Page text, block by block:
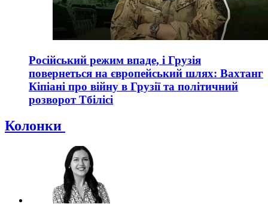
Російський режим впаде, і Грузія
повернеться на європейський шлях: Вахтанг
Кіпіані про війну в Грузії та політичний
розворот Тбілісі
Колонки